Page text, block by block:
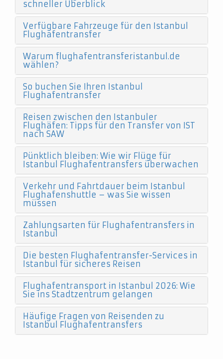
schneller Überblick
Verfügbare Fahrzeuge für den Istanbul
Flughafentransfer
Warum flughafentransferistanbul.de
wählen?
So buchen Sie Ihren Istanbul
Flughafentransfer
Reisen zwischen den Istanbuler
Flughäfen: Tipps für den Transfer von IST
nach SAW
Pünktlich bleiben: Wie wir Flüge für
Istanbul Flughafentransfers überwachen
Verkehr und Fahrtdauer beim Istanbul
Flughafenshuttle – was Sie wissen
müssen
Zahlungsarten für Flughafentransfers in
Istanbul
Die besten Flughafentransfer-Services in
Istanbul für sicheres Reisen
Flughafentransport in Istanbul 2026: Wie
Sie ins Stadtzentrum gelangen
Häufige Fragen von Reisenden zu
Istanbul Flughafentransfers